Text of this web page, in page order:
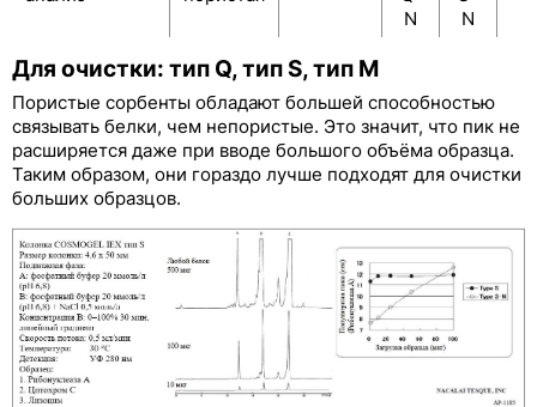
N
N
Для очистки: тип Q, тип S, тип М
Пористые сорбенты обладают большей способностью
связывать белки, чем непористые. Это значит, что пик не
расширяется даже при вводе большого объёма образца.
Таким образом, они гораздо лучше подходят для очистки
больших образцов.